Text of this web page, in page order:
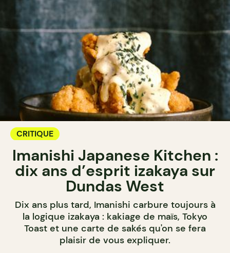
CRITIQUE
Imanishi Japanese Kitchen :
dix ans d’esprit izakaya sur
Dundas West
Dix ans plus tard, Imanishi carbure toujours à
la logique izakaya : kakiage de maïs, Tokyo
Toast et une carte de sakés qu'on se fera
plaisir de vous expliquer.